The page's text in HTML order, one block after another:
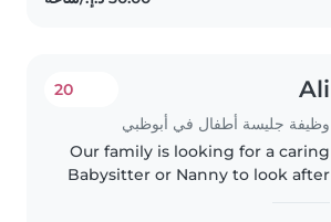
Ali
وظيفة جليسة أطفال في أبوظبي
20
Our family is looking for a caring
Babysitter or Nanny to look after